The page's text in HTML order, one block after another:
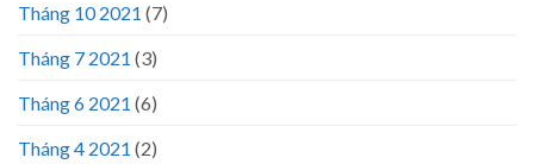
Tháng 10 2021 (7)
Tháng 7 2021 (3)
Tháng 6 2021 (6)
Tháng 4 2021 (2)